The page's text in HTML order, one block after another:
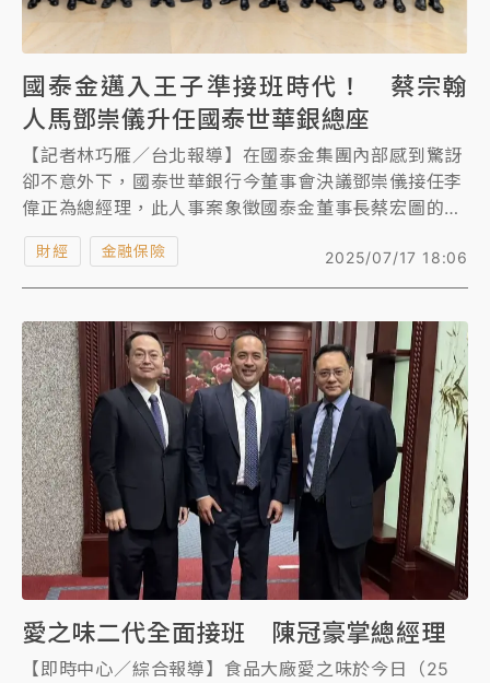
國泰金邁入王子準接班時代！ 蔡宗翰
人馬鄧崇儀升任國泰世華銀總座
【記者林巧雁／台北報導】在國泰金集團內部感到驚訝
卻不意外下，國泰世華銀行今董事會決議鄧崇儀接任李
偉正為總經理，此人事案象徵國泰金董事長蔡宏圖的人
馬交棒，改由王子蔡宗翰人馬上位，進入準接班時代，
惟此人事令仍須金管會核准；另外，國泰世華銀前總經
理李偉正則接替張錫為國泰投信董事長。
2025/07/17 18:06
財經 金融保險
愛之味二代全面接班 陳冠豪掌總經理
【即時中心／綜合報導】食品大廠愛之味於今日（25